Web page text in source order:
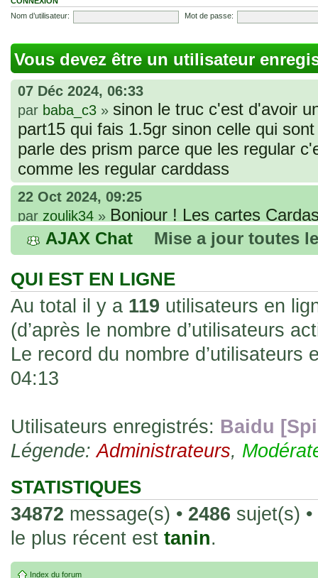
Nom d’utilisateur:
Mot de passe:
Vous devez être un utilisateur
07 Déc 2024, 06:33
par baba_c3 » sinon le truc c'est d'avoir
part15 qui fais 1.5gr sinon celle qui
parle des prism parce que les regular
comme les regular carddass
22 Oct 2024, 09:25
par zoulik34 » Bonjour ! Les cartes
que vous avez commandées, sont
fines et souples. Cela fait partie de
les rend faciles à manipuler et à
sur l'authenticité ou la qualité de votre
avec d'autres cartes de la même série
collectionneurs. Mais en règle
fait normal pour ce type de carte.
26 Déc 2023, 13:46
acheter une réédition de cette Hondan ?
02 Juin 2023, 14:17
par
Bonjour j'ai commandé
20 , je trouve la carte vraiment très
collection les carte sont censées être
24 Oct 2022, 13:37
par
de Lucy de Cyberpunk : Edgerunners.
AJAX Chat Mise a jour toutes
QUI EST EN LIGNE
Au total il y a 119 utilisateurs en
(d’après le nombre d’utilisateurs
Le record du nombre d’utilisateurs
04:13
Utilisateurs enregistrés: Baidu
Légende:Administrateurs,
STATISTIQUES
34872 message(s) • 2486 sujet(s) •
le plus récent est tanin.
Index du forum